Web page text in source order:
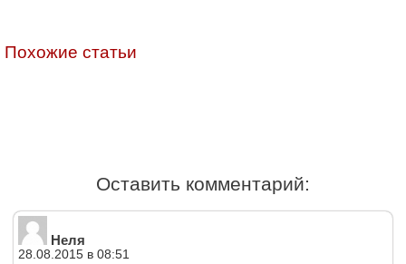
Похожие статьи
Оставить комментарий:
Неля
28.08.2015 в 08:51